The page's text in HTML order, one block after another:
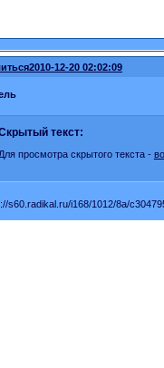
2010-12-20 02:02:09
текст:
Для просмотра скрытого текста -